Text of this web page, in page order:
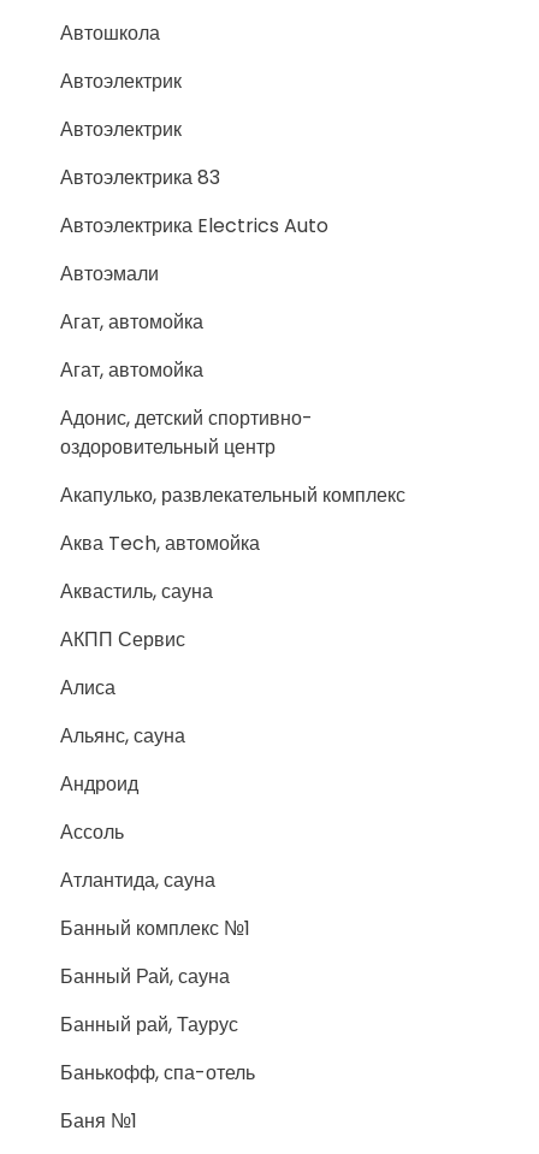
Автошкола
Автоэлектрик
Автоэлектрик
Автоэлектрика 83
Автоэлектрика Electrics Auto
Автоэмали
Агат, автомойка
Агат, автомойка
Адонис, детский спортивно-
оздоровительный центр
Акапулько, развлекательный комплекс
Аква Tech, автомойка
Аквастиль, сауна
АКПП Сервис
Алиса
Альянс, сауна
Андроид
Ассоль
Атлантида, сауна
Банный комплекс №1
Банный Рай, сауна
Банный рай, Таурус
Банькофф, спа-отель
Баня №1